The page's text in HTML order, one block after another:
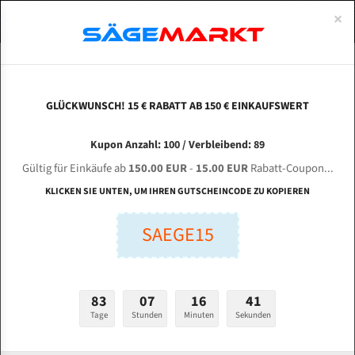
ZHEJIANG KANZO INDUSTRIAL GD 4240 für 4700
mm Bi-Metall Bandsägeblätter
Länge (mm):
Stärken + Zahnteilung:
mm
ABOUTS
ENGLISH
Bi-Metall Meterware
Fleischerei Bandsägeblätter
Bandmesser Glatt Meterware
Konvex Meterware
×
GLÜCKWUNSCH! 15 € RABATT AB 150 € EINKAUFSWERT
Kupon Anzahl: 100 / Verbleibend: 89
Gültig für Einkäufe ab150.00 EUR- 15.00 EURRabatt-Coupon...
KLICKEN SIE UNTEN, UM IHREN GUTSCHEINCODE ZU KOPIEREN
SAEGE15
83
Tage
07
Stunden
16
Minuten
40
Sekunden